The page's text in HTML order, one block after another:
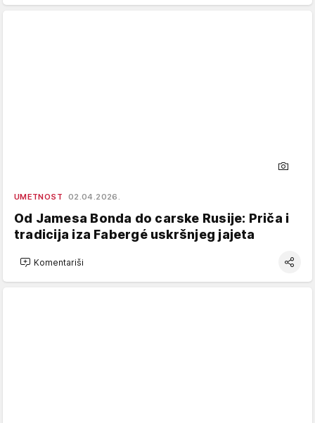
UMETNOST 02.04.2026.
Od Jamesa Bonda do carske Rusije: Priča i
tradicija iza Fabergé uskršnjeg jajeta
Komentariši